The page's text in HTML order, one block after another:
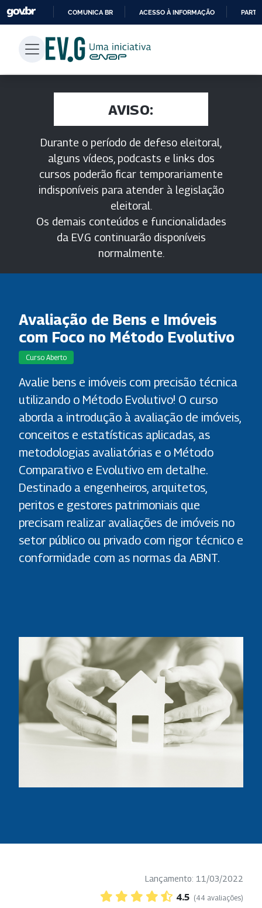
PARA
CONTEÚDO
COMUNICA BR ACESSO À INFORMAÇÃO
AVISO:
Durante o período de defeso eleitoral,
alguns vídeos, podcasts e links dos
cursos poderão ficar temporariamente
indisponíveis para atender à legislação
eleitoral.
Os demais conteúdos e funcionalidades
da EV.G continuarão disponíveis
normalmente.
Avaliação de Bens e Imóveis
com Foco no Método Evolutivo
Curso Aberto
Avalie bens e imóveis com precisão técnica
utilizando o Método Evolutivo! O curso
aborda a introdução à avaliação de imóveis,
conceitos e estatísticas aplicadas, as
metodologias avaliatórias e o Método
Comparativo e Evolutivo em detalhe.
Destinado a engenheiros, arquitetos,
peritos e gestores patrimoniais que
precisam realizar avaliações de imóveis no
setor público ou privado com rigor técnico e
conformidade com as normas da ABNT.
Lançamento: 11/03/2022
4.5 (44 avaliações)